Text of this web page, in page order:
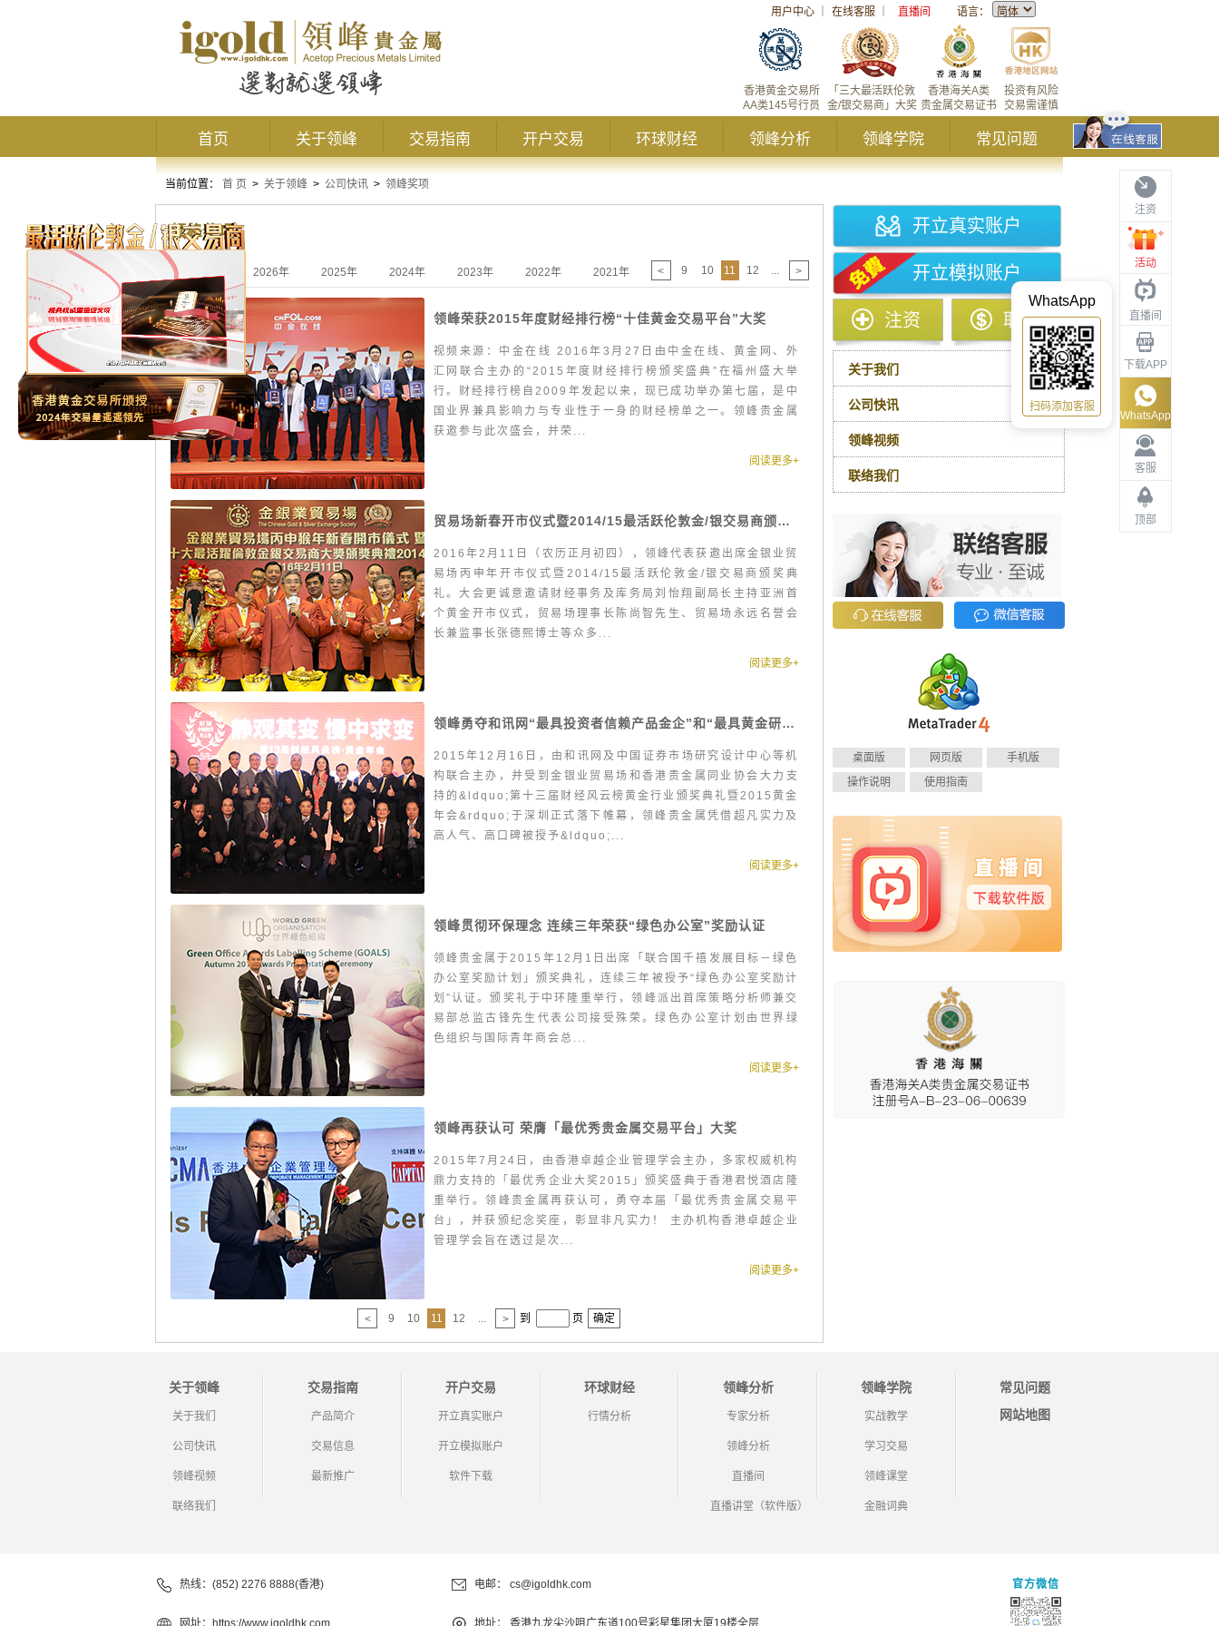
用户中心 在线客服 直播间 语言：
投资有风险
交易需谨慎
香港海关A类
贵金属交易证书
「三大最活跃伦敦
金/银交易商」大奖
香港黄金交易所
AA类145号行员
首页 关于领峰 交易指南 开户交易 环球财经 领峰分析 领峰学院 常见问题
注资
活动
直播间
下载APP
客服
顶部
WhatsApp
WhatsApp
扫码添加客服
当前位置： 首 页 > 关于领峰 > 公司快讯 > 领峰奖项
领峰奖项
2026年 2025年 2024年 2023年 2022年 2021年 2020年 2019年 2018年 2017年 2016年 2015年
< 9 10 11 12 ... >
领峰荣获2015年度财经排行榜“十佳黄金交易平台”大奖
视频来源：中金在线 2016年3月27日由中金在线、黄金网、外
汇网联合主办的“2015年度财经排行榜颁奖盛典”在福州盛大举
行。财经排行榜自2009年发起以来，现已成功举办第七届，是中
国业界兼具影响力与专业性于一身的财经榜单之一。领峰贵金属
获邀参与此次盛会，并荣...
阅读更多+
贸易场新春开市仪式暨2014/15最活跃伦敦金/银交易商颁奖典礼隆重举行
2016年2月11日（农历正月初四），领峰代表获邀出席金银业贸
易场丙申年开市仪式暨2014/15最活跃伦敦金/银交易商颁奖典
礼。大会更诚意邀请财经事务及库务局刘怡翔副局长主持亚洲首
个黄金开市仪式，贸易场理事长陈尚智先生、贸易场永远名誉会
长兼监事长张德熙博士等众多...
阅读更多+
领峰勇夺和讯网“最具投资者信赖产品金企”和“最具黄金研究实力企业”两项大奖
2015年12月16日，由和讯网及中国证券市场研究设计中心等机
构联合主办，并受到金银业贸易场和香港贵金属同业协会大力支
持的&ldquo;第十三届财经风云榜黄金行业颁奖典礼暨2015黄金
年会&rdquo;于深圳正式落下帷幕，领峰贵金属凭借超凡实力及
高人气、高口碑被授予&ldquo;...
阅读更多+
领峰贯彻环保理念 连续三年荣获“绿色办公室”奖励认证
领峰贵金属于2015年12月1日出席「联合国千禧发展目标－绿色
办公室奖励计划」颁奖典礼，连续三年被授予“绿色办公室奖励计
划”认证。颁奖礼于中环隆重举行，领峰派出首席策略分析师兼交
易部总监古锋先生代表公司接受殊荣。绿色办公室计划由世界绿
色组织与国际青年商会总...
阅读更多+
领峰再获认可 荣膺「最优秀贵金属交易平台」大奖
2015年7月24日，由香港卓越企业管理学会主办，多家权威机构
鼎力支持的「最优秀企业大奖2015」颁奖盛典于香港君悦酒店隆
重举行。领峰贵金属再获认可，勇夺本届「最优秀贵金属交易平
台」，并获颁纪念奖座，彰显非凡实力！ 主办机构香港卓越企业
管理学会旨在透过是次...
阅读更多+
< 9 10 11 12 ... > 到 页 确定
开立真实账户
开立模拟账户
注资 取款
关于我们
公司快讯
领峰视频
联络我们
桌面版 网页版
手机版
操作说明
使用指南
关于领峰
关于我们
公司快讯
领峰视频
联络我们
交易指南
产品简介
交易信息
最新推广
开户交易
开立真实账户
开立模拟账户
软件下载
环球财经
行情分析
领峰分析
专家分析
领峰分析
直播间
直播讲堂（软件版）
领峰学院
实战教学
学习交易
领峰课堂
金融词典
常见问题
网站地图
热线：(852) 2276 8888(香港) 电邮： cs@igoldhk.com 官方微信